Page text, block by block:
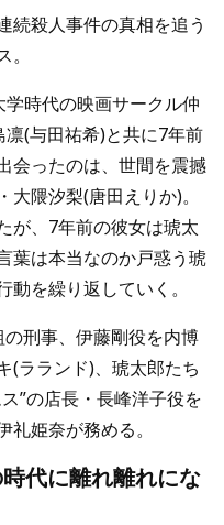
続殺人事件の真相を追う
時代の映画サークル仲
(与田祐希)と共に7年前
会ったのは、世間を震撼
隈汐梨(唐田えりか)。
が、7年前の彼女は琥太
葉は本当なのか戸惑う琥
を繰り返していく。
刑事、伊藤剛役を内博
(ラランド)、琥太郎たち
”の店長・長峰洋子役を
姫奈が務める。
代に離れ離れにな